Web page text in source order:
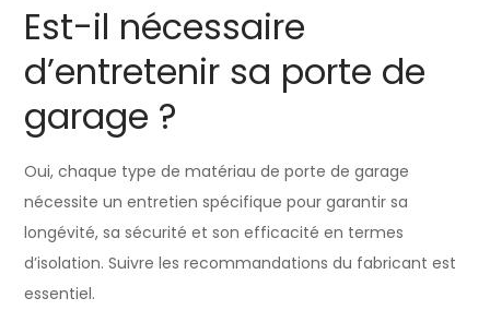
Est-il nécessaire
d’entretenir sa porte de
garage ?
Oui, chaque type de matériau de porte de garage
nécessite un entretien spécifique pour garantir sa
longévité, sa sécurité et son efficacité en termes
d’isolation. Suivre les recommandations du fabricant est
essentiel.